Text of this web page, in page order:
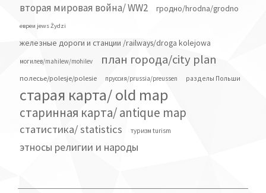
вторая мировая война/ WW2 гродно/hrodna/grodno
евреи jews Żydzi
железные дороги и станции /railways/droga kolejowa
могилев/mahilew/mohilev план города/city plan
полесье/polesje/polesie пруссия/prussia/preussen разделы Польши
старая карта/ old map
старинная карта/ antique map
статистика/ statistics туризм turism
этносы религии и народы